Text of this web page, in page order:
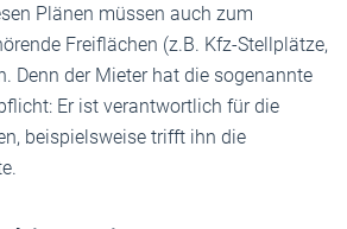
Plänen müssen auch zum
Freiflächen (z.B. Kfz-Stellplätze,
Denn der Mieter hat die sogenannte
Er ist verantwortlich für die
beispielsweise trifft ihn die